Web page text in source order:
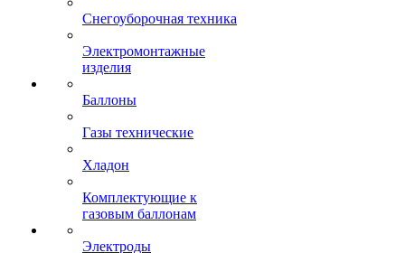
Снегоуборочная техника
Электромонтажные
изделия
Баллоны
Газы технические
Хладон
Комплектующие к
газовым баллонам
Электроды